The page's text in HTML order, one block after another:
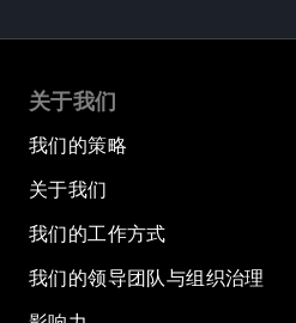
关于我们
我们的策略
关于我们
我们的工作方式
我们的领导团队与组织治理